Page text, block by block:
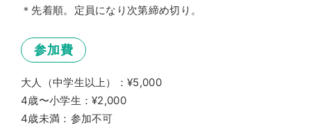
100％
旅行条件書
≫旅行条件書はこちら
＊先着順。定員になり次第締め切り。
参加費
大人（中学生以上）：¥5,000
4歳〜小学生：¥2,000
4歳未満：参加不可